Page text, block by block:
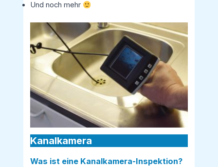
Und noch mehr
Kanalkamera
Was ist eine Kanalkamera-Inspektion?